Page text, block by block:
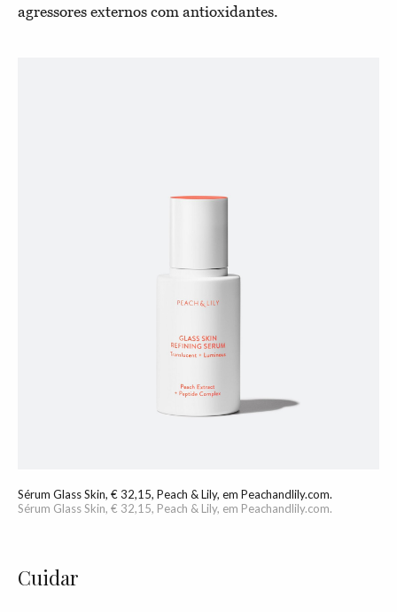
agressores externos com antioxidantes.
Sérum Glass Skin, € 32,15, Peach & Lily, em Peachandlily.com.
Sérum Glass Skin, € 32,15, Peach & Lily, em Peachandlily.com.
Cuidar